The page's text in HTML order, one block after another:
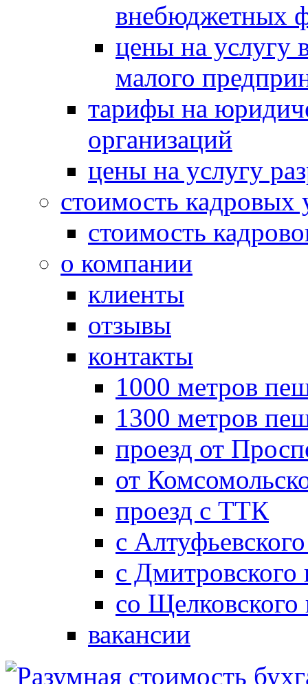
цены на услугу
малого
тарифы на
организаций
цены на услугу
стоимость кадровых
стоимость
о компании
клиенты
отзывы
контакты
1000 метров
1300 метров
проезд от
от
проезд с ТТК
с
с Дмитровского
со Щелковского
вакансии